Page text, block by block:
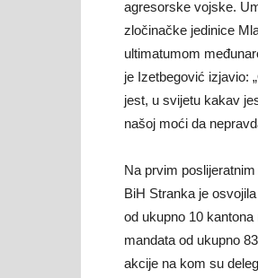
agresorske vojske.
zločinačke jedinice
ultimatumom
je Izetbegović izjavio:
jest, u svijetu kakav
našoj moći da
Na prvim
BiH Stranka je
od ukupno 10
mandata od ukupno
akcije na kom su